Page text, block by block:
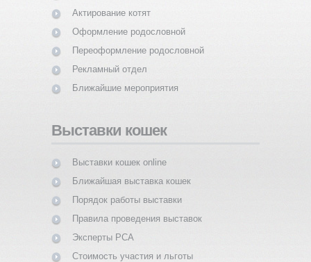
Актирование котят
Оформление родословной
Переоформление родословной
Рекламный отдел
Ближайшие мероприятия
Выставки кошек
Выставки кошек online
Ближайшая выставка кошек
Порядок работы выставки
Правила проведения выставок
Эксперты PCA
Стоимость участия и льготы